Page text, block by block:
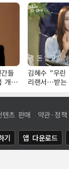
들
개정
김혜수 "우
리랜서…받는
텐츠 판매 약관·정책
기 앱 다운로드